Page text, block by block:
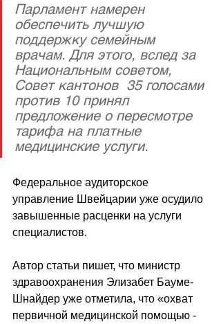
Парламент намерен
обеспечить лучшую
поддержку семейным
врачам. Для этого, вслед за
Национальным советом,
Совет кантонов  35 голосами
против 10 принял
предложение о пересмотре
тарифа на платные
медицинские услуги.
Федеральное аудиторское
управление Швейцарии уже осудило
завышенные расценки на услуги
специалистов.
Автор статьи пишет, что министр
здравоохранения Элизабет Бауме-
Шнайдер уже отметила, что «охват
первичной медицинской помощью -